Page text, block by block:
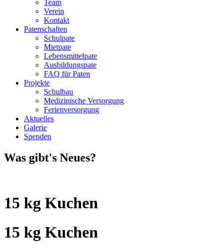
Team
Verein
Kontakt
Patenschaften
Schulpate
Mietpate
Lebensmittelpate
Ausbildungspate
FAQ für Paten
Projekte
Schulbau
Medizinische Versorgung
Ferienversorgung
Aktuelles
Galerie
Spenden
Was gibt's Neues?
15 kg Kuchen
15 kg Kuchen